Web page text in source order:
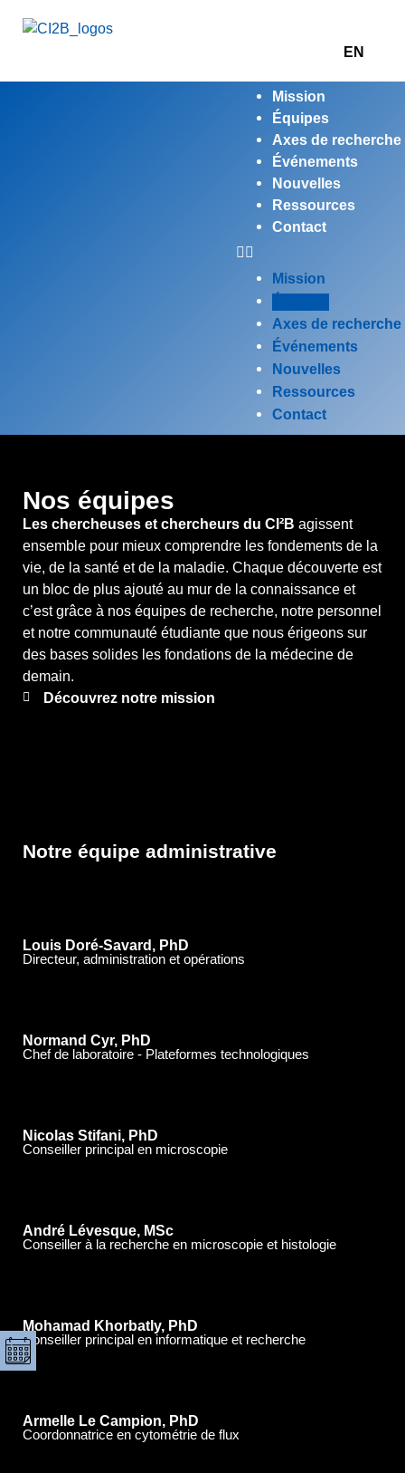
EN
Mission
Équipes
Axes de recherche
Événements
Nouvelles
Ressources
Contact
Mission
Axes de recherche
Événements
Nouvelles
Ressources
Contact
Nos équipes
Les chercheuses et chercheurs du CI²B agissent
ensemble pour mieux comprendre les fondements de la
vie, de la santé et de la maladie. Chaque découverte est
un bloc de plus ajouté au mur de la connaissance et
c’est grâce à nos équipes de recherche, notre personnel
et notre communauté étudiante que nous érigeons sur
des bases solides les fondations de la médecine de
demain.
Découvrez notre mission
Notre équipe administrative
Louis Doré-Savard, PhD
Directeur, administration et opérations
Normand Cyr, PhD
Chef de laboratoire - Plateformes technologiques
Nicolas Stifani, PhD
Conseiller principal en microscopie
André Lévesque, MSc
Conseiller à la recherche en microscopie et histologie
Mohamad Khorbatly, PhD
Conseiller principal en informatique et recherche
Armelle Le Campion, PhD
Coordonnatrice en cytométrie de flux